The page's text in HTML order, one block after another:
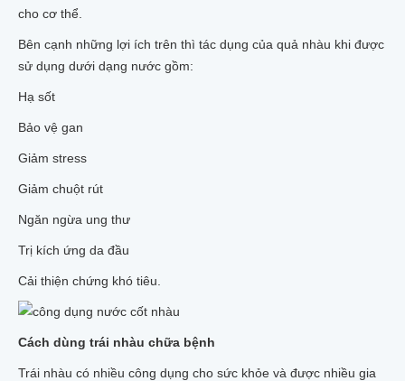
cho cơ thể.
Bên cạnh những lợi ích trên thì tác dụng của quả nhàu khi được
sử dụng dưới dạng nước gồm:
Hạ sốt
Bảo vệ gan
Giảm stress
Giảm chuột rút
Ngăn ngừa ung thư
Trị kích ứng da đầu
Cải thiện chứng khó tiêu.
Cách dùng trái nhàu chữa bệnh
Trái nhàu có nhiều công dụng cho sức khỏe và được nhiều gia